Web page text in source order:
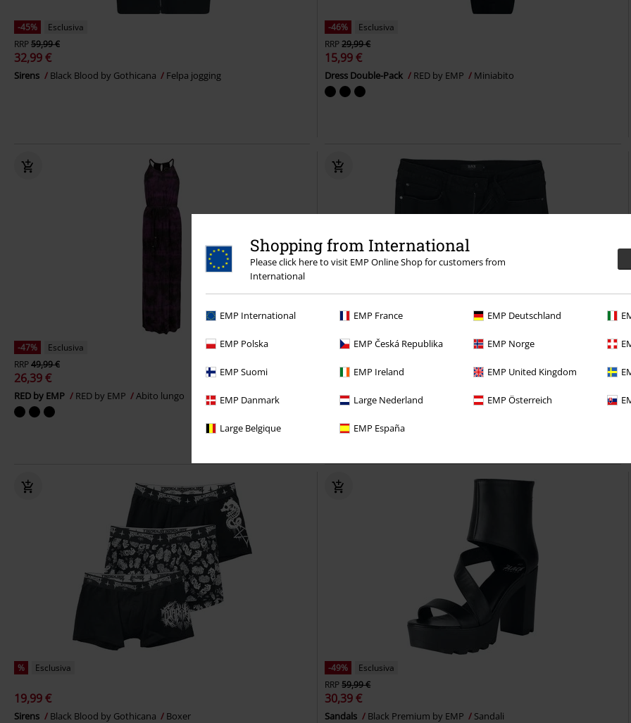
Shopping from International
Please click here to visit EMP Online Shop for customers from
International
EMP International EMP France EMP Deutschland
EMP Polska EMP Česká Republika EMP Norge
EMP Suomi EMP Ireland EMP United Kingdom
EMP Danmark Large Nederland EMP Österreich
Large Belgique EMP España
-45%
Esclusiva
RRP59,99 €
32,99 €
Sirens Black Blood by Gothicana Felpa jogging
-46%
Esclusiva
RRP29,99 €
15,99 €
Dress Double-Pack RED by EMP Miniabito
-47%
Esclusiva
RRP49,99 €
26,39 €
RED by EMP RED by EMP Abito lungo
-49%
Esclusiva
RRP59,99 €
30,39 €
Celtic Snake - Denim Shorts Black Premium by EMP
% Esclusiva
19,99 €
Sirens Black Blood by Gothicana Boxer
-49%
Esclusiva
RRP59,99 €
30,39 €
Sandals Black Premium by EMP Sandali